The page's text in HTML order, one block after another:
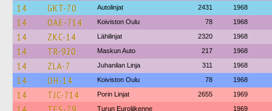
14 GKT-70 Autolinjat 2431 1968
14 OAE-714 Koiviston Oulu 78 1968
14 ZKC-14 Lähilinjat 2320 1968
14 TR-920 Maskun Auto 217 1968
14 ZLA-7 Juhanilan Linja 311 1968
14 OH-14 Koiviston Oulu 78 1968
14 TJC-714 Porin Linjat 2655 1969
Turun Euroliikenne 1969